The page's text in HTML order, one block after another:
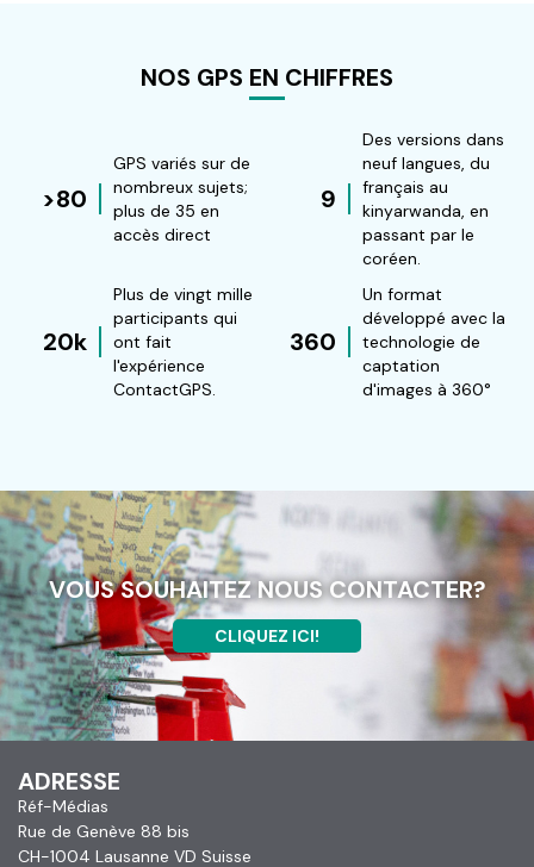
NOS GPS EN CHIFFRES
>80
GPS variés sur de
nombreux sujets;
plus de 35 en
accès direct
9
Des versions dans
neuf langues, du
français au
kinyarwanda, en
passant par le
coréen.
20k
Plus de vingt mille
participants qui
ont fait
l'expérience
ContactGPS.
360
Un format
développé avec la
technologie de
captation
d'images à 360°
VOUS SOUHAITEZ NOUS CONTACTER?
CLIQUEZ ICI!
ADRESSE
Réf-Médias
Rue de Genève 88 bis
CH-1004 Lausanne VD Suisse